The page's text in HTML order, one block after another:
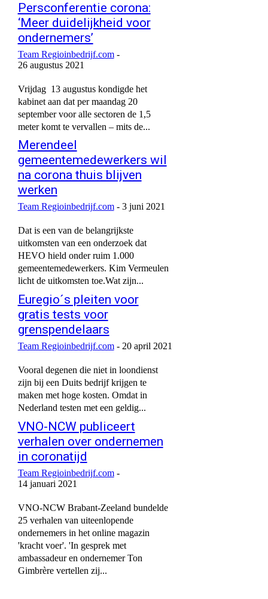
Persconferentie corona:
‘Meer duidelijkheid voor
ondernemers’
Team Regioinbedrijf.com -
26 augustus 2021
Vrijdag 13 augustus kondigde het
kabinet aan dat per maandag 20
september voor alle sectoren de 1,5
meter komt te vervallen – mits de...
Merendeel
gemeentemedewerkers wil
na corona thuis blijven
werken
Team Regioinbedrijf.com - 3 juni 2021
Dat is een van de belangrijkste
uitkomsten van een onderzoek dat
HEVO hield onder ruim 1.000
gemeentemedewerkers. Kim Vermeulen
licht de uitkomsten toe.Wat zijn...
Euregio´s pleiten voor
gratis tests voor
grenspendelaars
Team Regioinbedrijf.com - 20 april 2021
Vooral degenen die niet in loondienst
zijn bij een Duits bedrijf krijgen te
maken met hoge kosten. Omdat in
Nederland testen met een geldig...
VNO-NCW publiceert
verhalen over ondernemen
in coronatijd
Team Regioinbedrijf.com -
14 januari 2021
VNO-NCW Brabant-Zeeland bundelde
25 verhalen van uiteenlopende
ondernemers in het online magazin
'kracht voer'. 'In gesprek met
ambassadeur en ondernemer Ton
Gimbrère vertellen zij...